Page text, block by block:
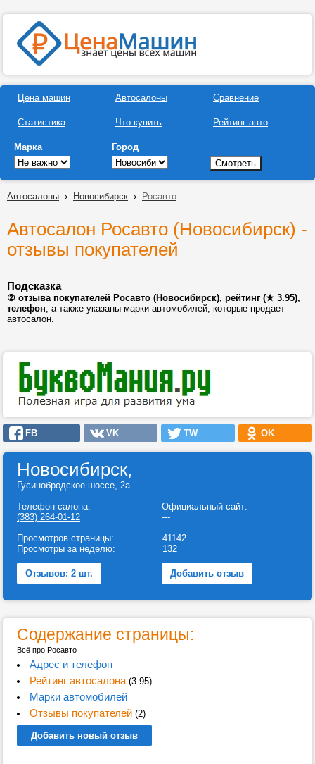
Цена машин
Статистика
Автосалоны
Что купить
Сравнение
Рейтинг авто
Марка Город
Автосалоны › Новосибирск › Росавто
Автосалон Росавто (Новосибирск) -
отзывы покупателей
Подсказка
② отзыва покупателей Росавто (Новосибирск), рейтинг (★ 3.95),
телефон, а также указаны марки автомобилей, которые продает
автосалон.
FB VK TW OK
Новосибирск,
Гусинобродское шоссе, 2а
Телефон салона:
(383) 264-01-12
Официальный сайт:
---
Просмотров страницы:
Просмотры за неделю:
41142
132
Отзывов: 2 шт. Добавить отзыв
Содержание страницы:
Всё про Росавто
Адрес и телефон
Рейтинг автосалона(3.95)
Марки автомобилей
Отзывы покупателей(2)
Добавить новый отзыв